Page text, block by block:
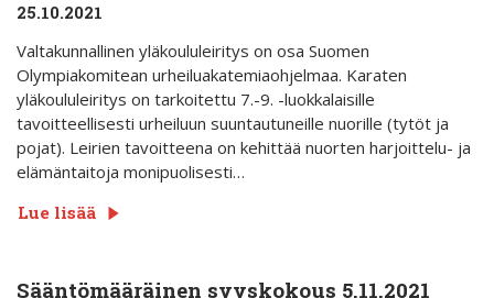
25.10.2021
Valtakunnallinen yläkoululeiritys on osa Suomen
Olympiakomitean urheiluakatemiaohjelmaa. Karaten
yläkoululeiritys on tarkoitettu 7.-9. -luokkalaisille
tavoitteellisesti urheiluun suuntautuneille nuorille (tytöt ja
pojat). Leirien tavoitteena on kehittää nuorten harjoittelu- ja
elämäntaitoja monipuolisesti…
Lue lisää
Sääntömääräinen syyskokous 5.11.2021